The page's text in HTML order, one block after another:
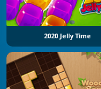
2020 Jelly Time